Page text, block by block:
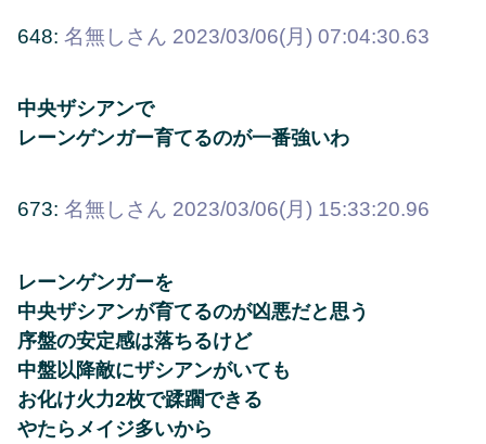
648: 名無しさん 2023/03/06(月) 07:04:30.63
中央ザシアンで
レーンゲンガー育てるのが一番強いわ
673: 名無しさん 2023/03/06(月) 15:33:20.96
レーンゲンガーを
中央ザシアンが育てるのが凶悪だと思う
序盤の安定感は落ちるけど
中盤以降敵にザシアンがいても
お化け火力2枚で蹂躙できる
やたらメイジ多いから